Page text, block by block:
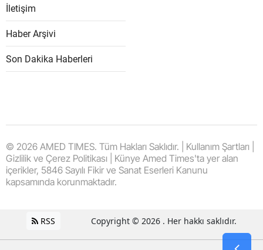
İletişim
Haber Arşivi
Son Dakika Haberleri
© 2026 AMED TIMES. Tüm Hakları Saklıdır. | Kullanım Şartları |
Gizlilik ve Çerez Politikası | Künye Amed Times'ta yer alan
içerikler, 5846 Sayılı Fikir ve Sanat Eserleri Kanunu
kapsamında korunmaktadır.
RSS Copyright © 2026 . Her hakkı saklıdır.